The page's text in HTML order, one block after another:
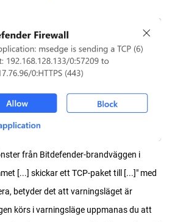
från Bitdefender-brandväggen i
[...] skickar ett TCP-paket till [...]" med
betyder det att varningsläget är
körs i varningsläge uppmanas du att